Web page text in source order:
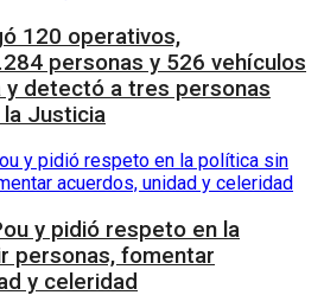
120 operativos,
personas y 526 vehículos
y detectó a tres personas
Justicia
y pidió respeto en la
personas, fomentar
y celeridad